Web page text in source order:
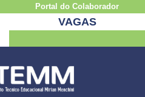
Portal do Colaborador
VAGAS